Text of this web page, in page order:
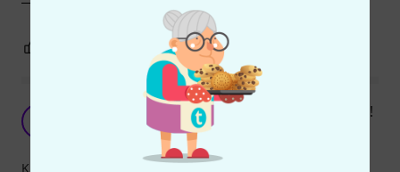
BEWERTUNG MELDEN
Endlich Ruhe, und zwar in sinnvollen Intervallen!
DrummingGuitarist 01.07.2025
Klangtreue